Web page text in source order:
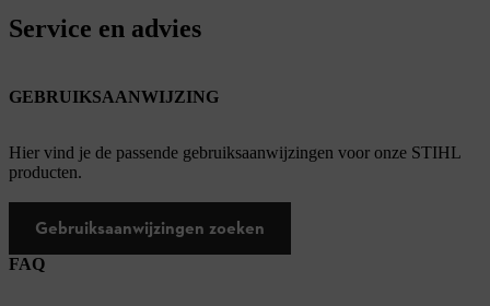
Service en advies
GEBRUIKSAANWIJZING
Hier vind je de passende gebruiksaanwijzingen voor onze STIHL
producten.
Gebruiksaanwijzingen zoeken
FAQ